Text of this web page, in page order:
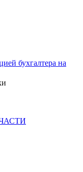
бухгалтера на